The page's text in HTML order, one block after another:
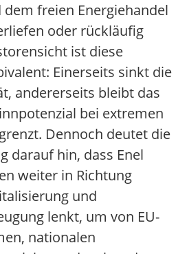
freien Energiehandel
oder rückläufig
ist diese
Einerseits sinkt die
andererseits bleibt das
bei extremen
Dennoch deutet die
darauf hin, dass Enel
weiter in Richtung
und
lenkt, um von EU-
nationalen